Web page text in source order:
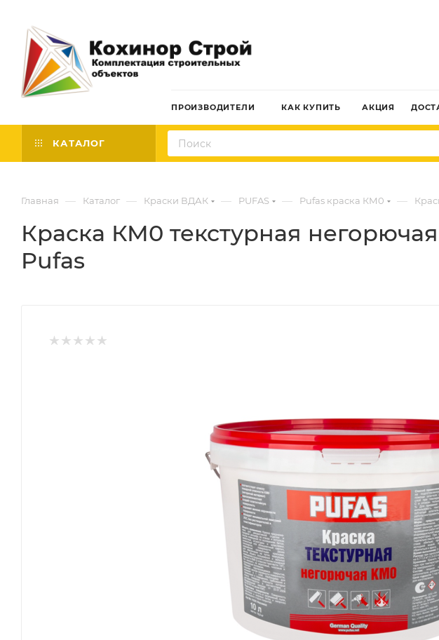
ПРОИЗВОДИТЕЛИ КАК КУПИТЬ АКЦИЯ
КАТАЛОГ
Главная — Каталог — Краски ВДАК — PUFAS — Pufas краска КМ0 —
Краска КМ0 текстурная
Pufas